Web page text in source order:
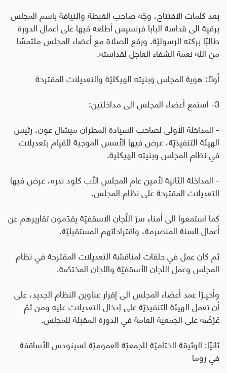
بعد كلمات الافتتاح، وجّه صاحب الغبطة والنيافة باسم المجلس
برقية الى قداسة البابا فرنسيس أطلعه فيها على أعمال الدورة
طالبًا بركته الرسوليّة. ورفع الصلاة مع أعضاء المجلس ملتمسًا
من الله نعمة الشفاء العاجل لقداسته.
أولاً: هوية المجلس وبنيته الهيكليّة والتعديلات المقترحة
3- استمع أعضاء المجلس الى مداخلتين
:
- المداخلة الأولى لصاحب السيادة المطران ميشال عون، رئيس
الهيئة التنفيذيّة، عرض فيها الأسس الموجبة للقيام بتعديلات
في نظام المجلس وبنيته الهيكلية.
- المداخلة الثانية لأمين عام المجلس الأب كلود ندره، عرض فيها
التعديلات المقترحة على نظام المجلس.
كما استمعوا الى أمناء سرّ اللّجان الاسقفيّة يقدّمون تقاريرهم عن
أعمال السنة المنصرمة، واقتراحاتهم المستقبليّة.
ثم كان عمل في حلقات لمناقشة التعديلات المقترحة في نظام
المجلس وعمل اللجان الأسقفيّة واللجان المختصّة.
وأخيـرًا عمد أعضاء المجلس الى إقرار عناوين النظام الجديد، على
أن تعمل الهيئة التنفيذيّة على إدخال التعديلات عليه ومن ثمّ
عَرْضَه على الجمعية العامة في الدورة المقبلة للمجلس.
ثانيًا: الوثيقة الختاميّة للجمعيّة العموميّة لسينودس الأساقفة
في روما